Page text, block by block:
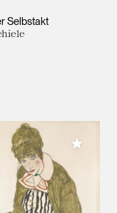
Selbstakt
hinzufügen
Meiner